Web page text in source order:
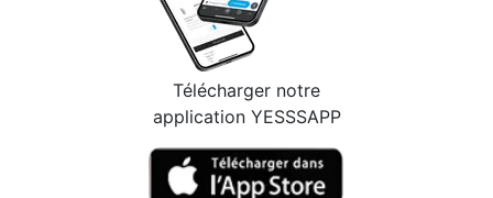
Télécharger notre
application YESSSAPP